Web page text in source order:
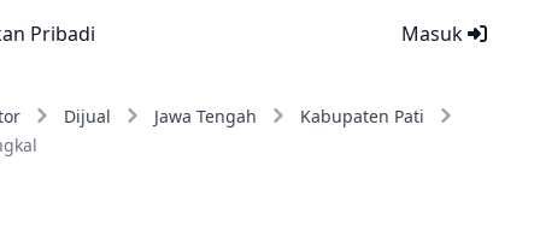
Masuk
Pribadi
Dijual Jawa Tengah
Kabupaten Pati